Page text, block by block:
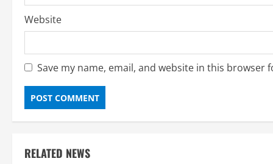
Website
Save my name, email, and website in this browser
RELATED NEWS